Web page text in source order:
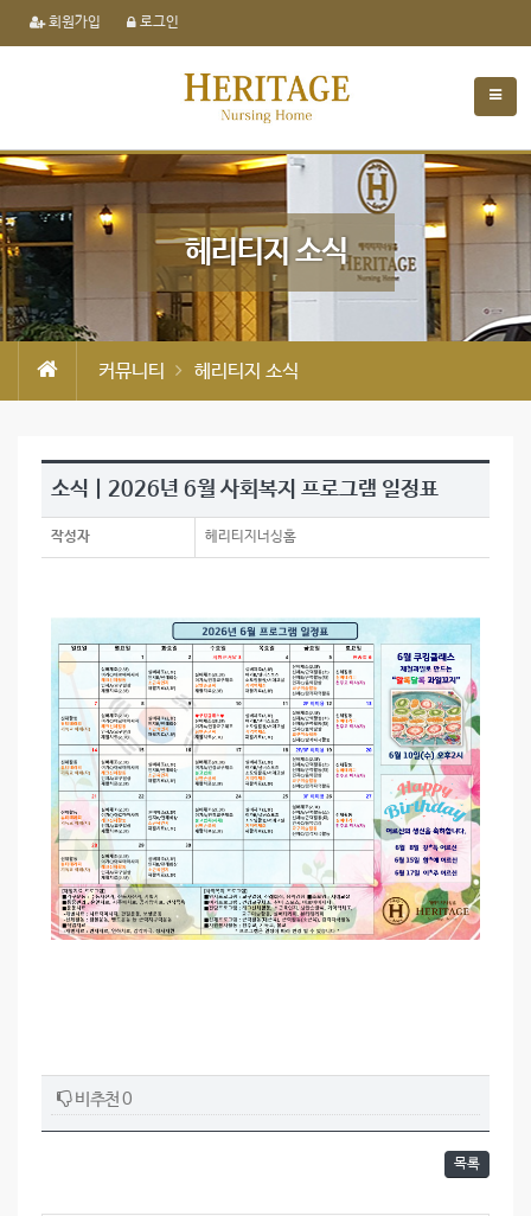
회원가입 로그인
헤리티지 소식
커뮤니티 헤리티지 소식
소식 | 2026년 6월 사회복지 프로그램 일정표
작성자 헤리티지너싱홈
비추천 0
목록